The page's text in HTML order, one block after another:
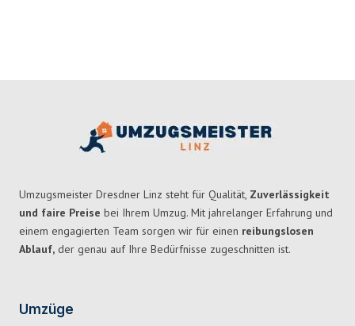
Umzugsmeister Dresdner Linz steht für Qualität, Zuverlässigkeit
und faire Preise bei Ihrem Umzug. Mit jahrelanger Erfahrung und
einem engagierten Team sorgen wir für einen reibungslosen
Ablauf, der genau auf Ihre Bedürfnisse zugeschnitten ist.
Umzüge